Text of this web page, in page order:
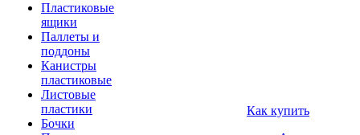
Пластиковые
ящики
Паллеты и
поддоны
Канистры
пластиковые
Листовые
пластики
Бочки
Как купить